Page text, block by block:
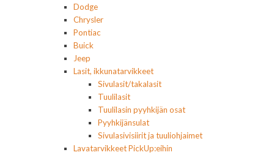
Dodge
Chrysler
Pontiac
Buick
Jeep
Lasit, ikkunatarvikkeet
Sivulasit/takalasit
Tuulilasit
Tuulilasin pyyhkijän osat
Pyyhkijänsulat
Sivulasivisiirit ja tuuliohjaimet
Lavatarvikkeet PickUp:eihin